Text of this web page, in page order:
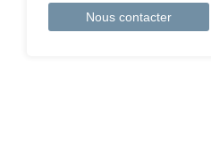
Nous contacter